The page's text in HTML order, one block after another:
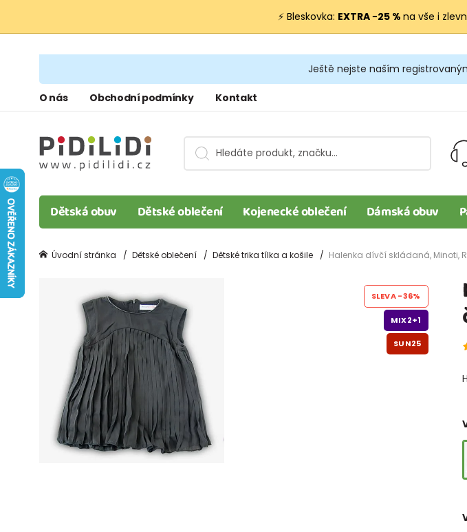
⚡ Bleskovka: EXTRA −25 % na vše i
Ještě nejste naším
O nás Obchodní podmínky Kontakt
Dětská obuv Dětské oblečení Kojenecké oblečení Dámská obuv
Úvodní stránka Dětské oblečení Dětské trika tílka a košile Halenka dívčí skládaná, Minoti,
SLEVA-36%
MIX2+1
SUN25